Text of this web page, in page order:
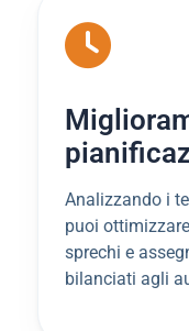
Analizzando i
puoi
sprechi e
bilanciati agli